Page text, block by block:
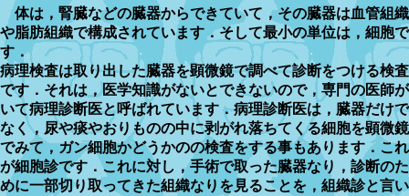
体は，腎臓などの臓器からできていて，その臓器は血管組織
や脂肪組織で構成されています．そして最小の単位は，細胞で
す．
病理検査は取り出した臓器を顕微鏡で調べて診断をつける検査
です．それは，医学知識がないとできないので，専門の医師が
いて病理診断医と呼ばれています．病理診断医は，臓器だけで
なく，尿や痰やおりものの中に剥がれ落ちてくる細胞を顕微鏡
でみて，ガン細胞かどうかのの検査をする事もあります．これ
が細胞診です．これに対し，手術で取った臓器なり，診断のた
めに一部切り取ってきた組織なりを見ることを，組織診と言い